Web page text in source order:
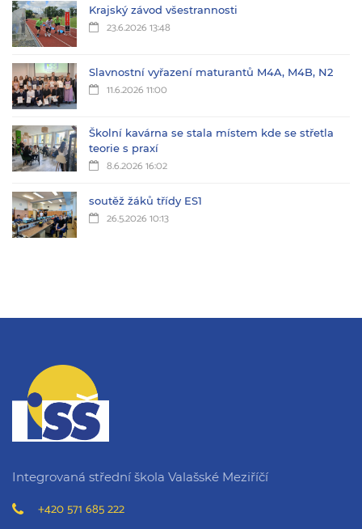
Krajský závod všestrannosti
23.6.2026 13:48
Slavnostní vyřazení maturantů M4A, M4B, N2
11.6.2026 11:00
Školní kavárna se stala místem kde se střetla
teorie s praxí
8.6.2026 16:02
soutěž žáků třídy ES1
26.5.2026 10:13
Integrovaná střední škola Valašské Meziříčí
+420 571 685 222